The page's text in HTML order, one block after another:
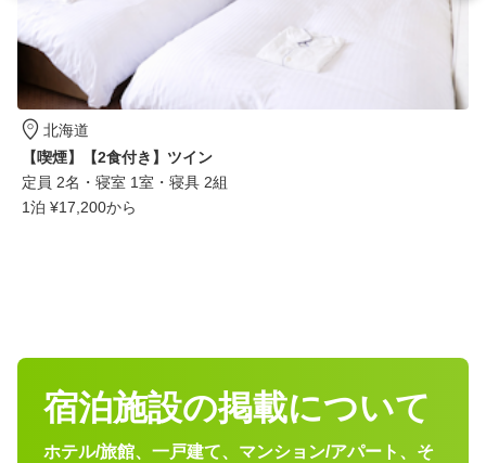
Rakuten STAY TERRACE 箱根小涌谷
定員4～10名・寝室1～3室・寝具2～6組・59～182m²
栃木県 日光市
全16室 一戸建てタイプ
Rakuten STAY VILLA 鬼怒川リバーサイド
北海道
【喫煙】【2食付き】ツイン
定員 2名 ・寝室 1室 ・寝具 2組
1泊 ¥17,200から
宿泊施設の掲載について
ホテル/旅館、一戸建て、マンション/アパート、そ